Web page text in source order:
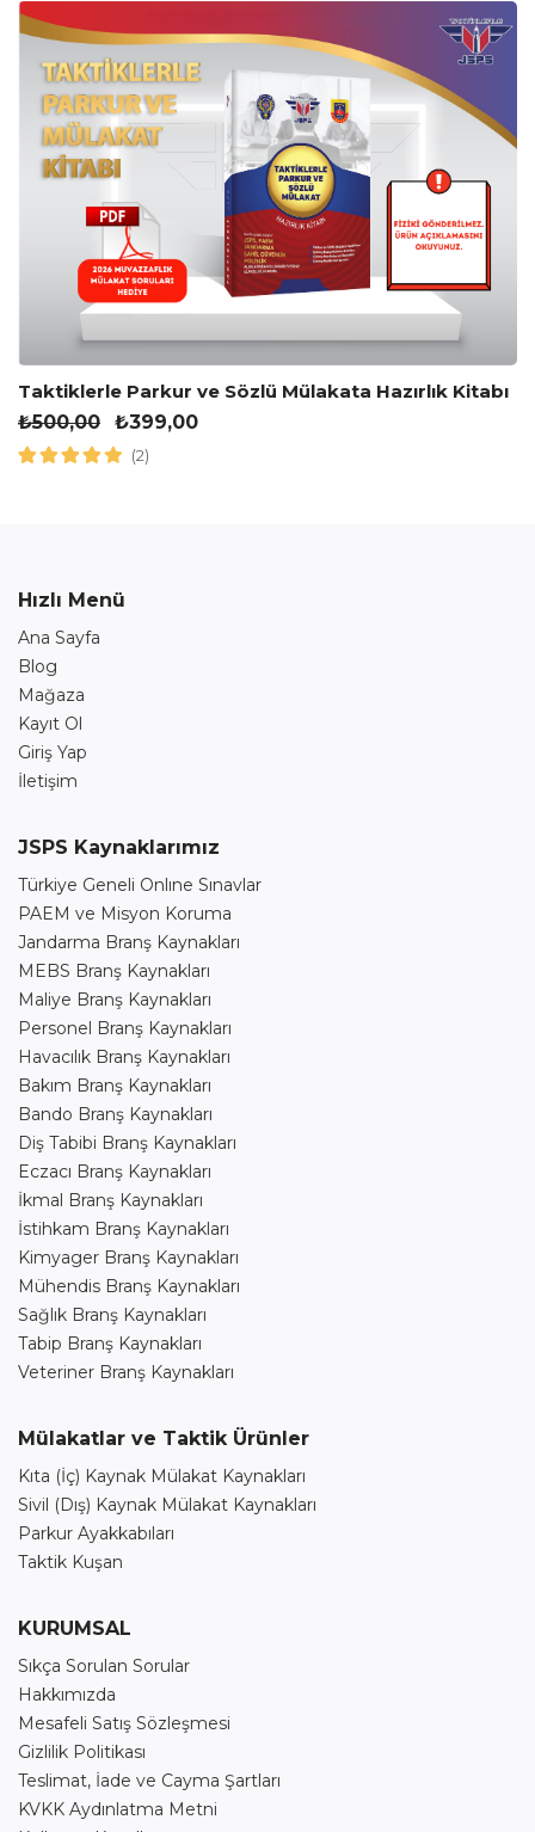
Taktiklerle Parkur ve Sözlü Mülakata Hazırlık Kitabı
₺500,00 ₺399,00
(2)
Hızlı Menü
Ana Sayfa
Blog
Mağaza
Kayıt Ol
Giriş Yap
İletişim
JSPS Kaynaklarımız
Türkiye Geneli Onlıne Sınavlar
PAEM ve Misyon Koruma
Jandarma Branş Kaynakları
MEBS Branş Kaynakları
Maliye Branş Kaynakları
Personel Branş Kaynakları
Havacılık Branş Kaynakları
Bakım Branş Kaynakları
Bando Branş Kaynakları
Diş Tabibi Branş Kaynakları
Eczacı Branş Kaynakları
İkmal Branş Kaynakları
İstihkam Branş Kaynakları
Kimyager Branş Kaynakları
Mühendis Branş Kaynakları
Sağlık Branş Kaynakları
Tabip Branş Kaynakları
Veteriner Branş Kaynakları
Mülakatlar ve Taktik Ürünler
Kıta (İç) Kaynak Mülakat Kaynakları
Sivil (Dış) Kaynak Mülakat Kaynakları
Parkur Ayakkabıları
Taktik Kuşan
KURUMSAL
Sıkça Sorulan Sorular
Hakkımızda
Mesafeli Satış Sözleşmesi
Gizlilik Politikası
Teslimat, İade ve Cayma Şartları
KVKK Aydınlatma Metni